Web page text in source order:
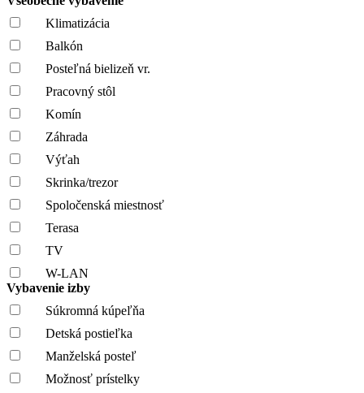
Klimatizácia
Balkón
Posteľná bielizeň vr.
Pracovný stôl
Komín
Záhrada
Výťah
Skrinka/trezor
Spoločenská miestnosť
Terasa
TV
W-LAN
Vybavenie izby
Súkromná kúpeľňa
Detská postieľka
Manželská posteľ
Možnosť prístelky